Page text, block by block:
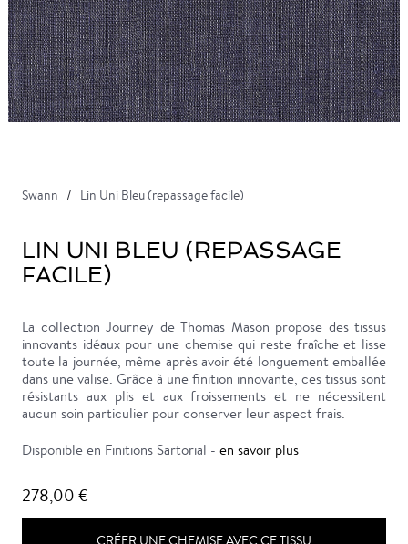
Swann Lin Uni Bleu (repassage facile)
LIN UNI BLEU (REPASSAGE
FACILE)
La collection Journey de Thomas Mason propose des tissus
innovants idéaux pour une chemise qui reste fraîche et lisse
toute la journée, même après avoir été longuement emballée
dans une valise. Grâce à une finition innovante, ces tissus sont
résistants aux plis et aux froissements et ne nécessitent
aucun soin particulier pour conserver leur aspect frais.
Disponible en Finitions Sartorial - en savoir plus
278,00 €
CRÉER UNE CHEMISE AVEC CE TISSU